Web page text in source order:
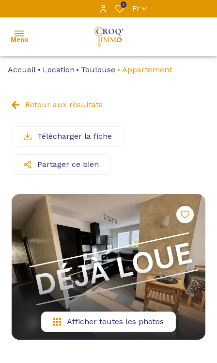
0 Fr
Menu
L’ÉQUIPE
LOCATIONS
GESTION
NOUS
CONTACTER
YOUTUBE
Accueil Location Toulouse Appartement
Retour aux résultats
Télécharger la fiche
Partager ce bien
Afficher toutes les photos